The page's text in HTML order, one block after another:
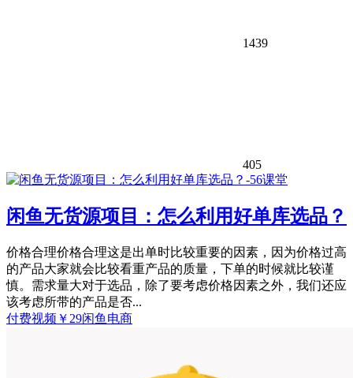
1439
405
闲鱼无货源项目：怎么利用好单库选品？
价格合理价格合理这是出单时比较重要的因素，因为价格过高
的产品大家就会比较看重产品的质量，下单的时候就比较谨
慎。需求量大对于选品，除了要考虑价格因素之外，我们还应
该考虑所带的产品是否...
付费视频 ￥ 29闲鱼电商